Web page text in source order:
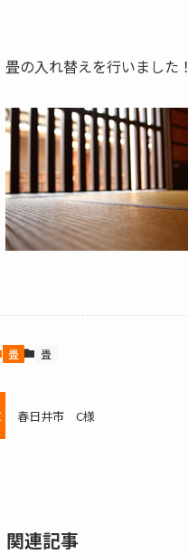
畳の入れ替えを行いました！
畳 畳
春日井市 C様
関連記事